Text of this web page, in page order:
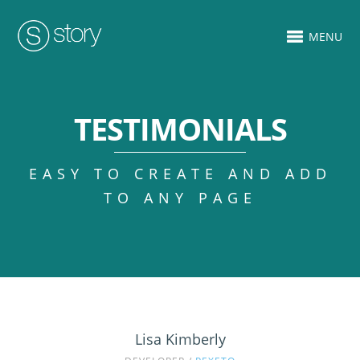
MENU
TESTIMONIALS
EASY TO CREATE AND ADD
TO ANY PAGE
Lisa Kimberly
John Doe